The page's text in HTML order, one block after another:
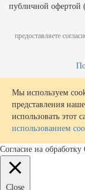
публичной офертой
предоставляете
Мы используем
представления
использовать этот
использованием
Согласие на обработку
Close